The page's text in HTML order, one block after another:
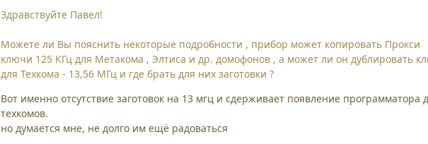
Здравствуйте Павел!
Можете ли Вы пояснить некоторые подробности , прибор может копировать Прокси
ключи 125 КГц для Метакома , Элтиса и др. домофонов , а может ли он дублировать
для Техкома - 13,56 МГц и где брать для них заготовки ?
Вот именно отсутствие заготовок на 13 мгц и сдерживает появление программатора
техкомов.
но думается мне, не долго им ещё радоваться